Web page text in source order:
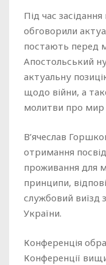
Під час засідання
обговорили
постають перед
Апостольський
актуальну
щодо війни, а
молитви про мир
В’ячеслав
отримання
проживання для
принципи,
службовий виїзд
України.
Конференція
Конференції